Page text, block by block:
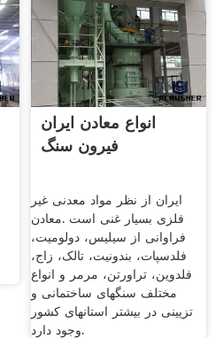
انواع معادن ايران
فیرون سنگ
ایران از نظر مواد معدنى غیر
فلزى بسیار غنى است .معادن
فراوانى از سیلیس، دولومیت،
فلدسپات، بندونیت، تالک، زاج،
فلدوین، تراورتن، مرمر و انواع
مختلف سنگهاى ساختمانى و
تزیینى در بیشتر استانهاى کشور
وجود دارد.